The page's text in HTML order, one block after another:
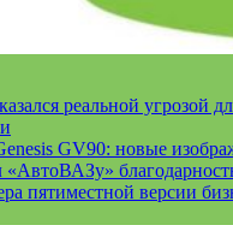
реальной угрозой
GV90: новые
пятиместной версии